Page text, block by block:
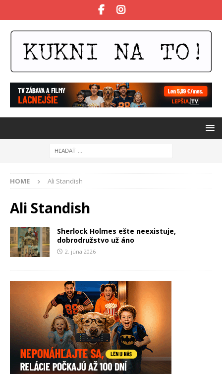
HOME Ali Standish
Ali Standish
Sherlock Holmes ešte neexistuje,
dobrodružstvo už áno
2. júna 2026